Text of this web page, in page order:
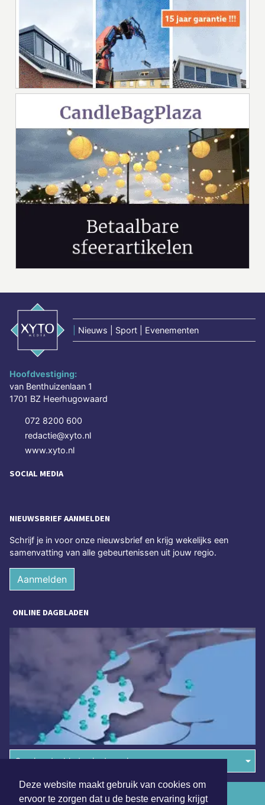
Deze website maakt gebruik van cookies om
ervoor te zorgen dat u de beste ervaring krijgt
Nieuws | Sport | Evenementen
Hoofdvestiging:
van Benthuizenlaan 1
1701 BZ Heerhugowaard
072 8200 600
redactie@xyto.nl
www.xyto.nl
SOCIAL MEDIA
NIEUWSBRIEF AANMELDEN
Schrijf je in voor onze nieuwsbrief en krijg wekelijks een
samenvatting van alle gebeurtenissen uit jouw regio.
Aanmelden
ONLINE DAGBLADEN
Overige dagbladen in de regio
Algemene voorwaarden